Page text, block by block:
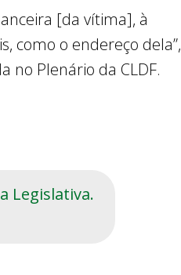
[da vítima], à
como o endereço dela”,
no Plenário da CLDF.
Legislativa.